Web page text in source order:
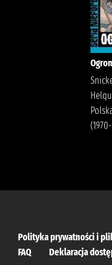
Polityka prywatności i
FAQ
Deklaracja